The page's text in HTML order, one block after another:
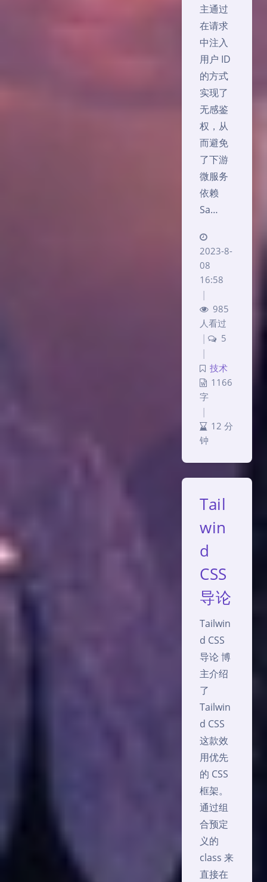
主通过
在请求
中注入
用户 ID
的方式
实现了
无感鉴
权，从
而避免
了下游
微服务
依赖
Sa…
2023-8-
08
16:58
985
人看过
5
技术
1166
字
12 分
钟
Tail
win
d
CSS
导论
Tailwin
d CSS
导论 博
主介绍
了
Tailwin
d CSS
这款效
用优先
的 CSS
框架。
通过组
合预定
义的
class 来
直接在